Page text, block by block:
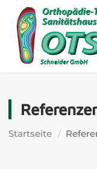
Startseite